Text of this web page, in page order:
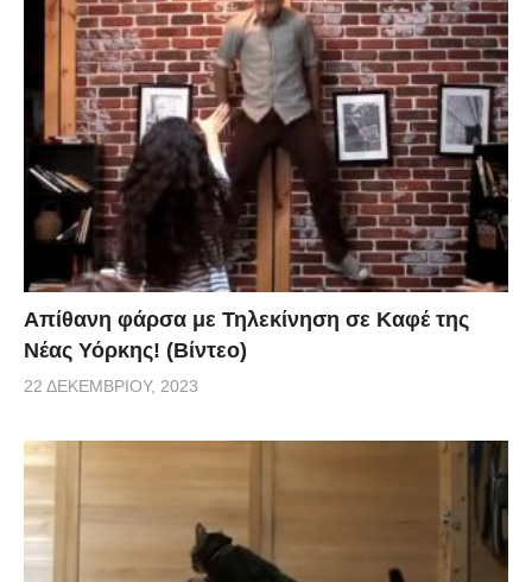
Απίθανη φάρσα με Τηλεκίνηση σε Καφέ της
Νέας Υόρκης! (Βίντεο)
22 ΔΕΚΕΜΒΡΊΟΥ, 2023